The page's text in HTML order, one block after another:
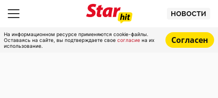
НОВОСТИ
На информационном ресурсе применяются cookie-файлы.
Оставаясь на сайте, вы подтверждаете свое согласие на их
использование.
Согласен